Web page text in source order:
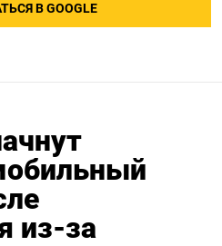
В GOOGLE
из-за